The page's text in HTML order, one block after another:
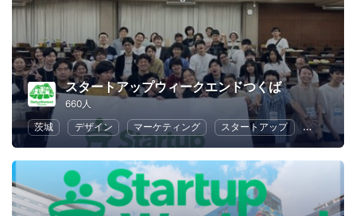
スタートアップウィークエンドつくば
660人
茨城
デザイン マーケティング スタートアップ ハッカソン